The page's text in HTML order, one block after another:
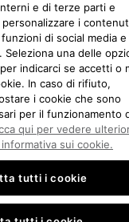
Company. Avenue des
di utilizzo Condizioni
13:00 & 14:00 - 18:00
e di terze parti e
i
di social media
Seleziona una delle
indicarci se accetti o
In caso di rifiuto,
i cookie che sono
per il funzionamento
qui per vedere
sui cookie.
tutti i cookie